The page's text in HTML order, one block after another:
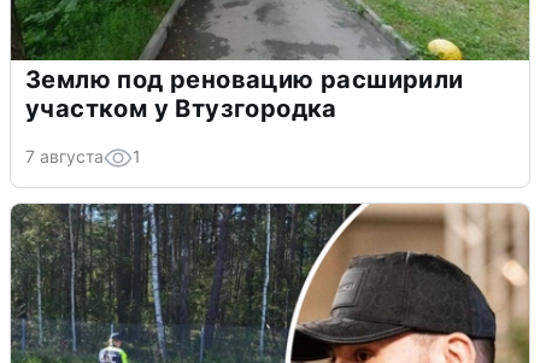
Землю под реновацию расширили
участком у Втузгородка
7 августа 1